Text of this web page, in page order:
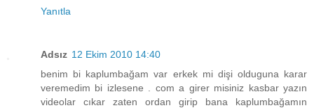
Yanıtla
Adsız 12 Ekim 2010 14:40
benim bi kaplumbağam var erkek mi dişi olduguna karar
veremedim bi izlesene . com a girer misiniz kasbar yazın
videolar cıkar zaten ordan girip bana kaplumbağamın